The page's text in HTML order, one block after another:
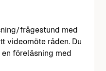
frågestund med
videomöte råden. Du
föreläsning med